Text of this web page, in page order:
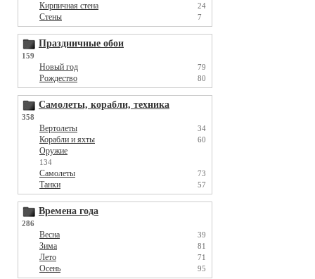
Кирпичная стена 24
Стены 7
Праздничные обои
159
Новый год 79
Рождество 80
Самолеты, корабли, техника
358
Вертолеты 34
Корабли и яхты 60
Оружие
134
Самолеты 73
Танки 57
Времена года
286
Весна 39
Зима 81
Лето 71
Осень 95